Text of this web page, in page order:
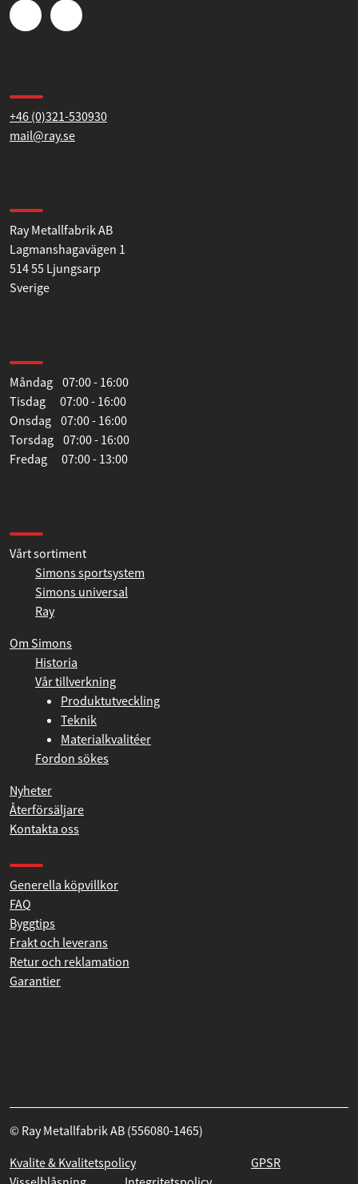
flera olika rördimensioner.
Kontakta oss
Hitta till oss
Ray Metallfabrik AB
Lagmanshagavägen 1
Öppettider
Måndag 07:00 - 16:00
Tisdag 07:00 - 16:00
Onsdag 07:00 - 16:00
Information
Vårt sortiment
Simons sportsystem
Ray
Om Simons
Historia
Vår tillverkning
Produktutveckling
Teknik
Fordon sökes
Nyheter
Kontakta oss
Produkthjälp och support
Generella köpvillkor
FAQ
Byggtips
Frakt och leverans
© Ray Metallfabrik AB (556080-1465)